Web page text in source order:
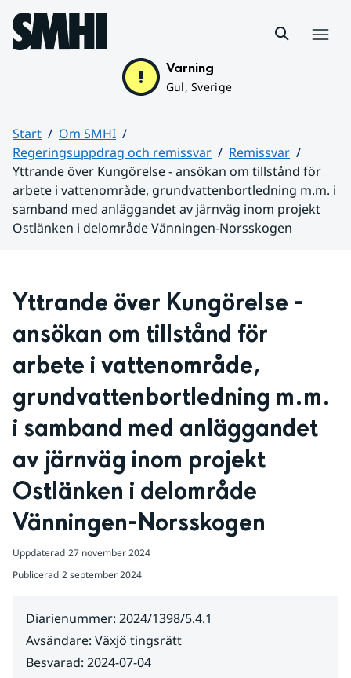
Hoppa till sidans innehåll
Varning
Gul, Sverige
Start
Om SMHI
Regeringsuppdrag och remissvar
Remissvar
Yttrande över Kungörelse - ansökan om tillstånd för
arbete i vattenområde, grundvattenbortledning m.m. i
samband med anläggandet av järnväg inom projekt
Ostlänken i delområde Vänningen-Norsskogen
Yttrande över Kungörelse -
ansökan om tillstånd för
arbete i vattenområde,
grundvattenbortledning m.m.
i samband med anläggandet
av järnväg inom projekt
Ostlänken i delområde
Vänningen-Norsskogen
Uppdaterad 27 november 2024
Publicerad 2 september 2024
Diarienummer: 2024/1398/5.4.1
Avsändare: Växjö tingsrätt
Besvarad: 2024-07-04